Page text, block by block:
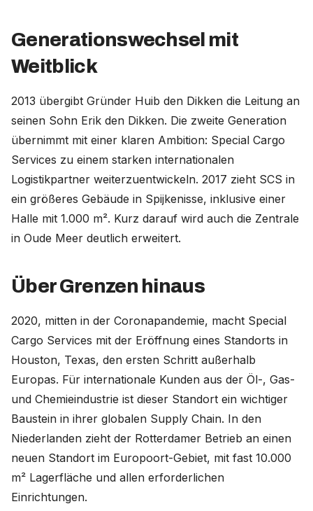
Generationswechsel mit
Weitblick
2013 übergibt Gründer Huib den Dikken die Leitung an
seinen Sohn Erik den Dikken. Die zweite Generation
übernimmt mit einer klaren Ambition: Special Cargo
Services zu einem starken internationalen
Logistikpartner weiterzuentwickeln. 2017 zieht SCS in
ein größeres Gebäude in Spijkenisse, inklusive einer
Halle mit 1.000 m². Kurz darauf wird auch die Zentrale
in Oude Meer deutlich erweitert.
Über Grenzen hinaus
2020, mitten in der Coronapandemie, macht Special
Cargo Services mit der Eröffnung eines Standorts in
Houston, Texas, den ersten Schritt außerhalb
Europas. Für internationale Kunden aus der Öl-, Gas-
und Chemieindustrie ist dieser Standort ein wichtiger
Baustein in ihrer globalen Supply Chain. In den
Niederlanden zieht der Rotterdamer Betrieb an einen
neuen Standort im Europoort-Gebiet, mit fast 10.000
m² Lagerfläche und allen erforderlichen
Einrichtungen.